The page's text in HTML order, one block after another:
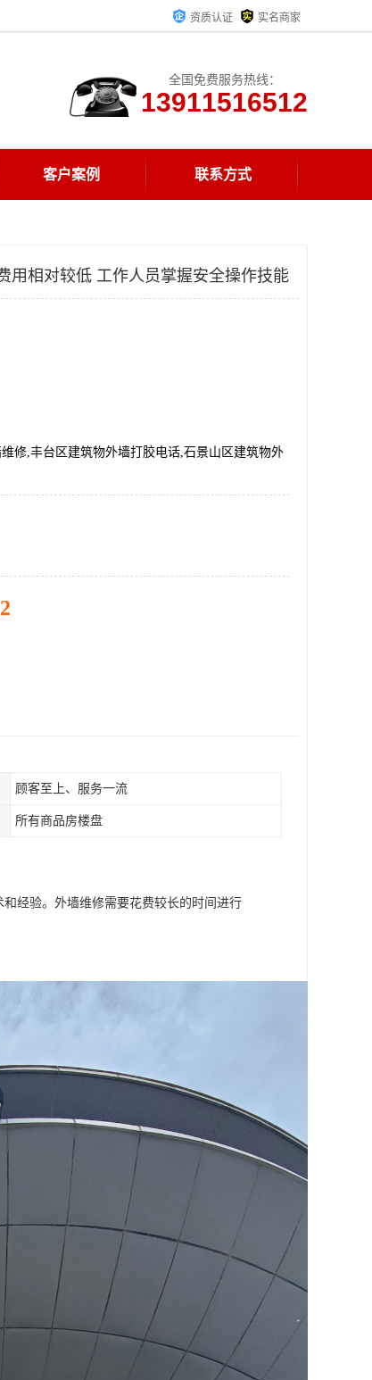
资质认证 实名商家
全国免费服务热线：
13911516512
客户案例 联系方式
用相对较低 工作人员掌握安全操作技能
修,丰台区建筑物外墙打胶电话,石景山区建筑物外
顾客至上、服务一流
所有商品房楼盘
经验。外墙维修需要花费较长的时间进行